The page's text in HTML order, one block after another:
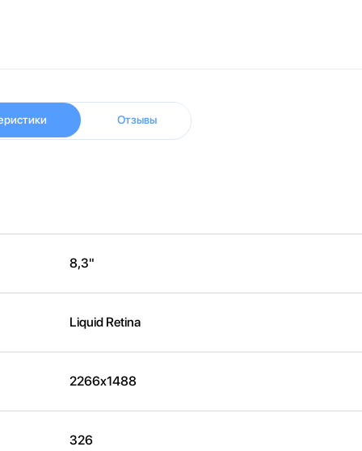
Отзывы
8,3"
Liquid Retina
2266x1488
326